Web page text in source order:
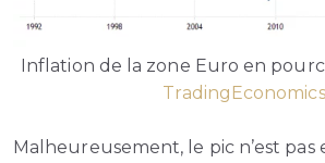
Inflation de la zone Euro en
TradingEconomics
Malheureusement, le pic n’est